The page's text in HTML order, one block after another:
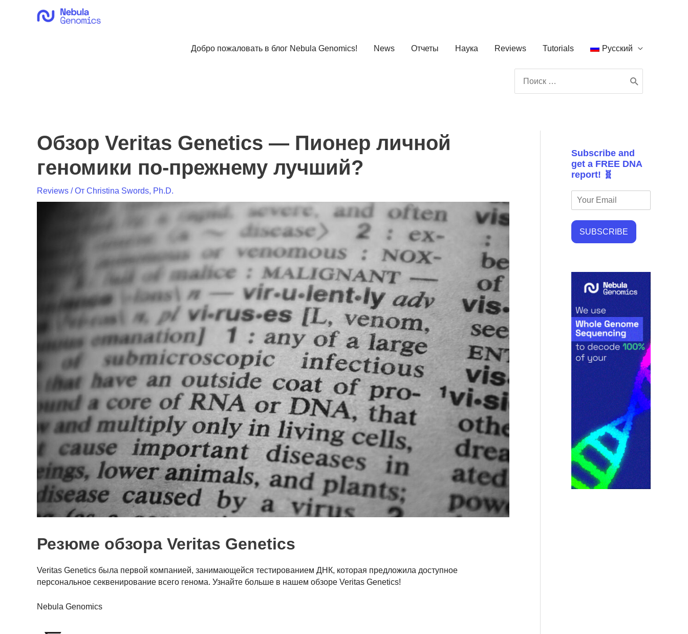
Добро пожаловать в блог Nebula Genomics! News Отчеты Наука Reviews Tutorials Русский
Обзор Veritas Genetics — Пионер личной
геномики по-прежнему лучший?
Reviews / От Christina Swords, Ph.D.
Резюме обзора Veritas Genetics
Veritas Genetics была первой компанией, занимающейся тестированием ДНК, которая предложила доступное
персональное секвенирование всего генома. Узнайте больше в нашем обзоре Veritas Genetics!
Nebula Genomics
Subscribe and
get a FREE DNA
report! 🧬
SUBSCRIBE